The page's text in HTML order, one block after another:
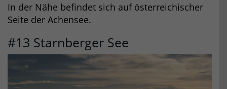
In der Nähe befindet sich auf österreichischer
Seite der Achensee.
#13 Starnberger See